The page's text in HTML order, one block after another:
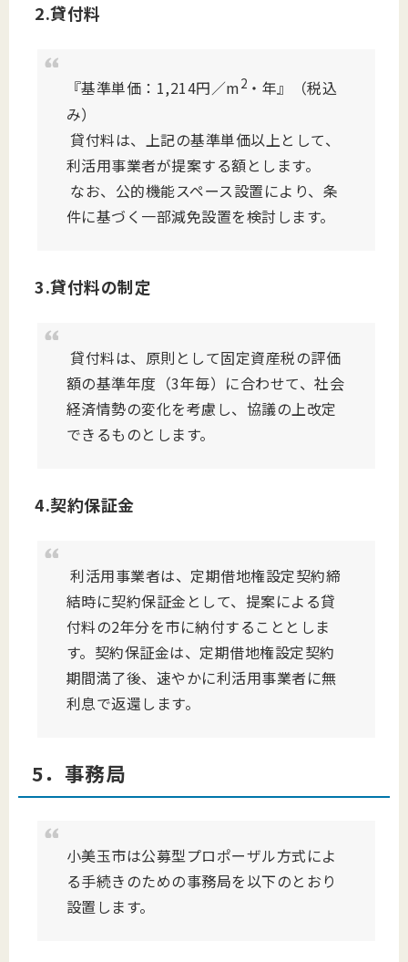
2.貸付料
『基準単価：1,214円／m2 ・年』（税込
み）
貸付料は、上記の基準単価以上として、
利活用事業者が提案する額とします。
なお、公的機能スペース設置により、条
件に基づく一部減免設置を検討します。
3.貸付料の制定
貸付料は、原則として固定資産税の評価
額の基準年度（3年毎）に合わせて、社会
経済情勢の変化を考慮し、協議の上改定
できるものとします。
4.契約保証金
利活用事業者は、定期借地権設定契約締
結時に契約保証金として、提案による貸
付料の2年分を市に納付することとしま
す。契約保証金は、定期借地権設定契約
期間満了後、速やかに利活用事業者に無
利息で返還します。
5．事務局
小美玉市は公募型プロポーザル方式によ
る手続きのための事務局を以下のとおり
設置します。